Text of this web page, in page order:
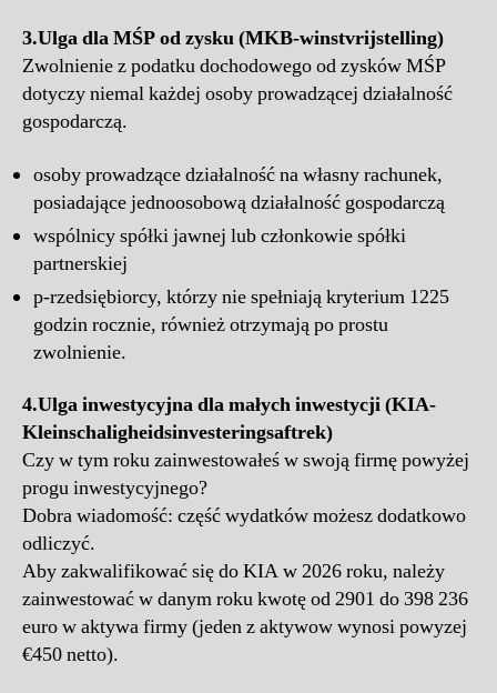
3.Ulga dla MŚP od zysku (MKB-winstvrijstelling)
Zwolnienie z podatku dochodowego od zysków MŚP
dotyczy niemal każdej osoby prowadzącej działalność
gospodarczą.
osoby prowadzące działalność na własny rachunek,
posiadające jednoosobową działalność gospodarczą
wspólnicy spółki jawnej lub członkowie spółki
partnerskiej
p-rzedsiębiorcy, którzy nie spełniają kryterium 1225
godzin rocznie, również otrzymają po prostu
zwolnienie.
4.Ulga inwestycyjna dla małych inwestycji (KIA-
Kleinschaligheidsinvesteringsaftrek)
Czy w tym roku zainwestowałeś w swoją firmę powyżej
progu inwestycyjnego?
Dobra wiadomość: część wydatków możesz dodatkowo
odliczyć.
Aby zakwalifikować się do KIA w 2026 roku, należy
zainwestować w danym roku kwotę od 2901 do 398 236
euro w aktywa firmy (jeden z aktywow wynosi powyzej
€450 netto).